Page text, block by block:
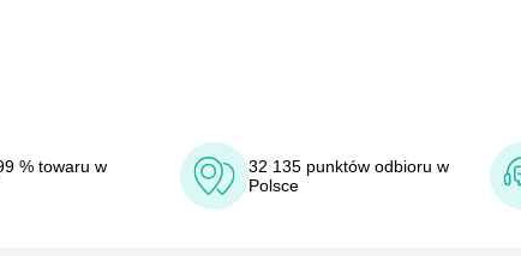
% towaru w
32 135 punktów odbioru w
Polsce